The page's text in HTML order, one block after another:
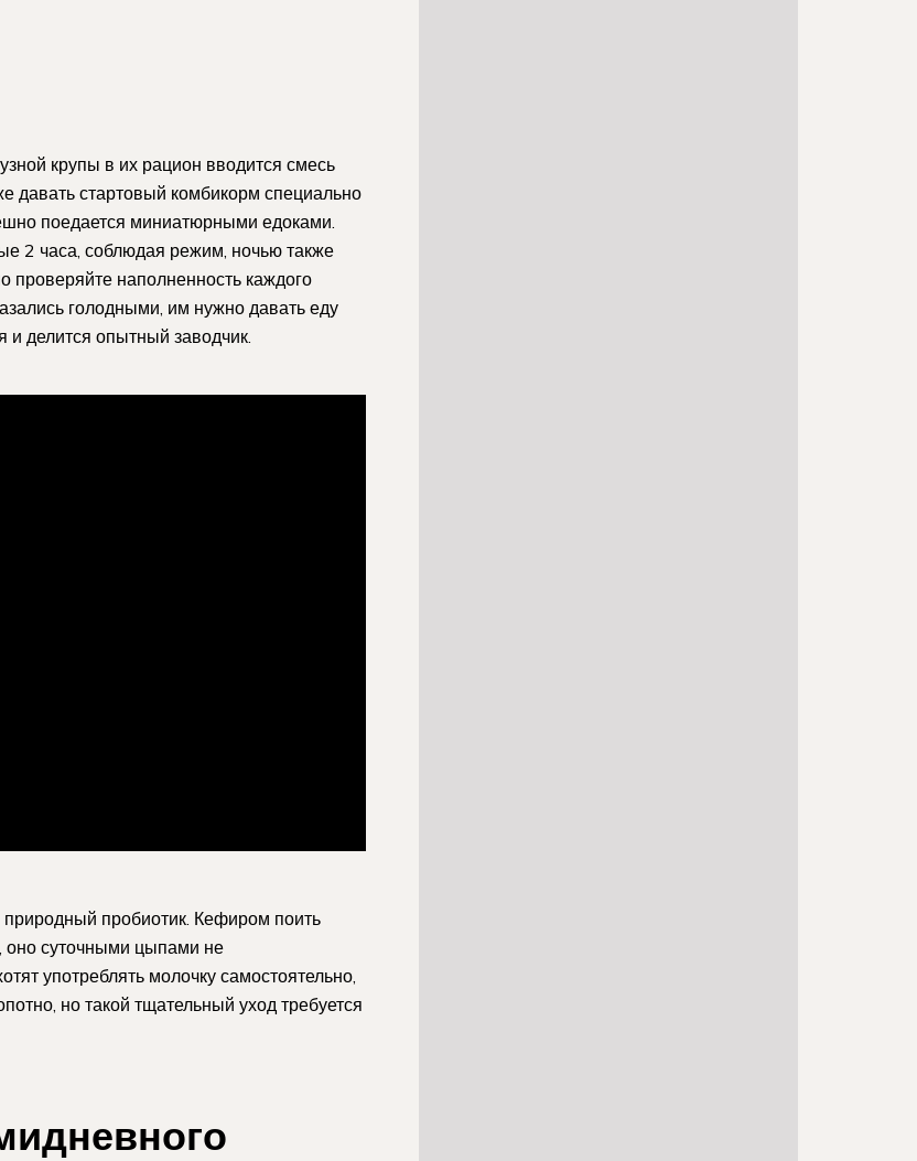
крупы в их рацион вводится смесь
давать стартовый комбикорм специально
поедается миниатюрными едоками.
2 часа, соблюдая режим, ночью также
проверяйте наполненность каждого
голодными, им нужно давать еду
делится опытный заводчик.
пробиотик. Кефиром поить
оно суточными цыпами не
употреблять молочку самостоятельно,
но такой тщательный уход требуется